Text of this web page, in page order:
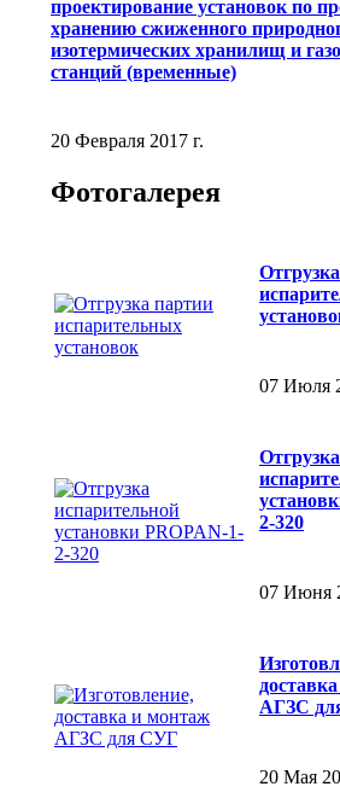
проектирование установок по
хранению сжиженного
изотермических хранилищ и
станций (временные)
20 Февраля 2017 г.
Фотогалерея
07 Июля
Отгрузка
2-320
07 Июня
АГЗС
20 Мая